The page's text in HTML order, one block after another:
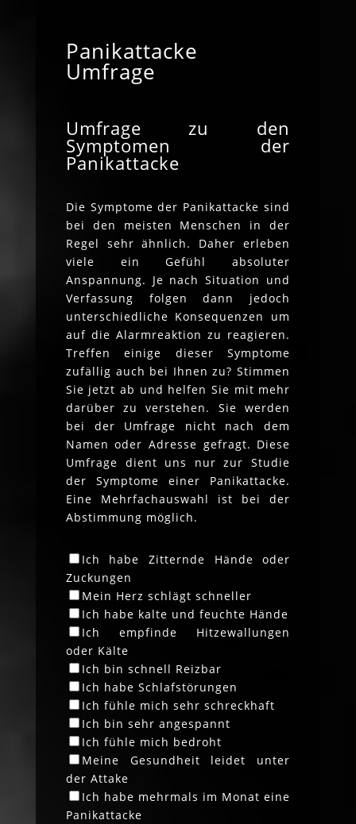
Panikattacke
Umfrage
Umfrage zu den
Symptomen der
Panikattacke
Die Symptome der Panikattacke sind
bei den meisten Menschen in der
Regel sehr ähnlich. Daher erleben
viele ein Gefühl absoluter
Anspannung. Je nach Situation und
Verfassung folgen dann jedoch
unterschiedliche Konsequenzen um
auf die Alarmreaktion zu reagieren.
Treffen einige dieser Symptome
zufällig auch bei Ihnen zu? Stimmen
Sie jetzt ab und helfen Sie mit mehr
darüber zu verstehen. Sie werden
bei der Umfrage nicht nach dem
Namen oder Adresse gefragt. Diese
Umfrage dient uns nur zur Studie
der Symptome einer Panikattacke.
Eine Mehrfachauswahl ist bei der
Abstimmung möglich.
Ich habe Zitternde Hände oder
Zuckungen
Mein Herz schlägt schneller
Ich habe kalte und feuchte Hände
Ich empfinde Hitzewallungen
oder Kälte
Ich bin schnell Reizbar
Ich habe Schlafstörungen
Ich fühle mich sehr schreckhaft
Ich bin sehr angespannt
Ich fühle mich bedroht
Meine Gesundheit leidet unter
der Attake
Ich habe mehrmals im Monat eine
Panikattacke